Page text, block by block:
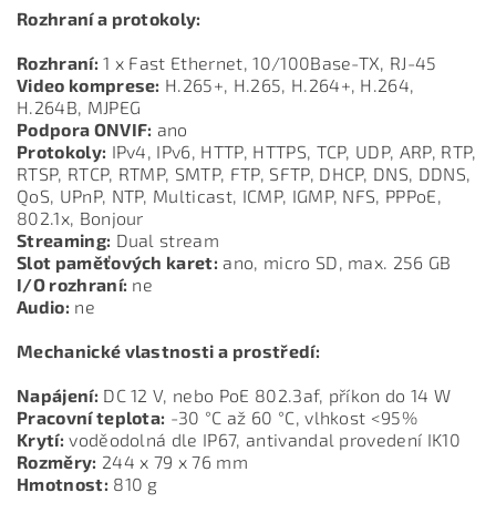
Rozhraní a protokoly:
Rozhraní: 1 x Fast Ethernet, 10/100Base-TX, RJ-45
Video komprese: H.265+, H.265, H.264+, H.264,
H.264B, MJPEG
Podpora ONVIF: ano
Protokoly: IPv4, IPv6, HTTP, HTTPS, TCP, UDP, ARP, RTP,
RTSP, RTCP, RTMP, SMTP, FTP, SFTP, DHCP, DNS, DDNS,
QoS, UPnP, NTP, Multicast, ICMP, IGMP, NFS, PPPoE,
802.1x, Bonjour
Streaming: Dual stream
Slot paměťových karet: ano, micro SD, max. 256 GB
I/O rozhraní: ne
Audio: ne
Mechanické vlastnosti a prostředí:
Napájení: DC 12 V, nebo PoE 802.3af, příkon do 14 W
Pracovní teplota: -30 °C až 60 °C, vlhkost <95%
Krytí: voděodolná dle IP67, antivandal provedení IK10
Rozměry: 244 x 79 x 76 mm
Hmotnost: 810 g